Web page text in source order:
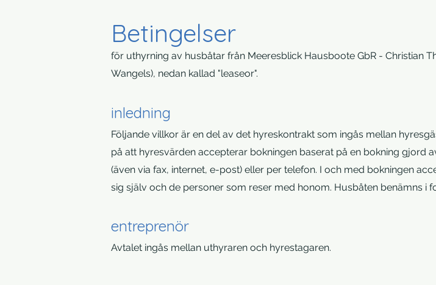
Betingelser
för uthyrning av husbåtar från Meeresblick Hausboote GbR - Christian
Wangels), nedan kallad "leaseor".
inledning
Följande villkor är en del av det hyreskontrakt som ingås mellan
på att hyresvärden accepterar bokningen baserat på en bokning gjord
(även via fax, internet, e-post) eller per telefon. I och med bokningen
sig själv och de personer som reser med honom. Husbåten benämns i
entreprenör
Avtalet ingås mellan uthyraren och hyrestagaren.